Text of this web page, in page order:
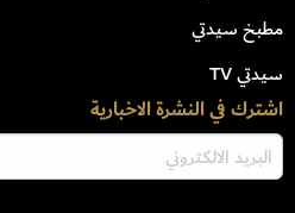
مطبخ سيدتي
سيدتي TV
اشترك في النشرة الاخبارية